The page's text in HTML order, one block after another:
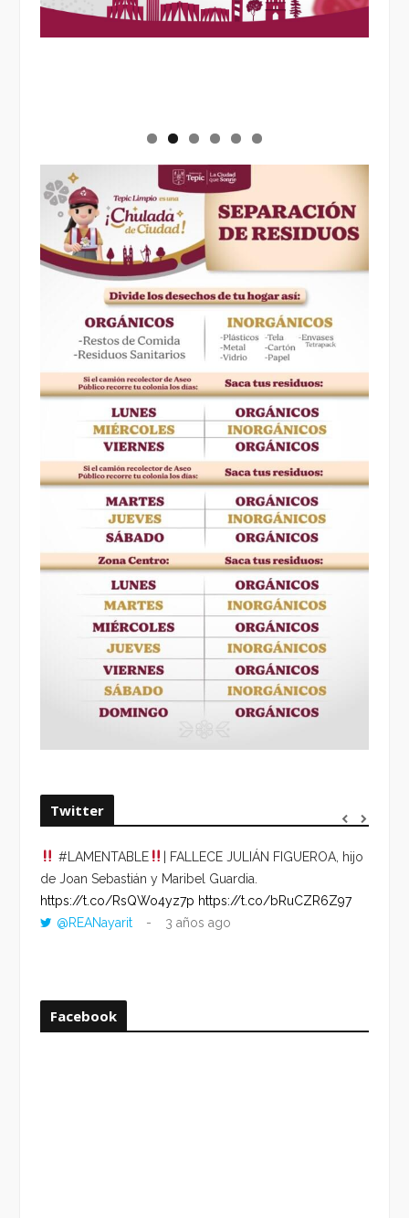
Twitter
#LAMENTABLE
| FALLECE JULIÁN FIGUEROA, hijo
de Joan Sebastián y Maribel Guardia.
https://t.co/RsQWo4yz7p https://t.co/bRuCZR6Z97
@REANayarit
3 años ago
Facebook